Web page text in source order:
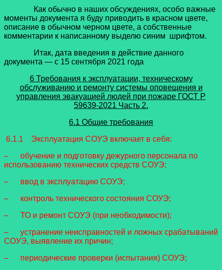
Как обычно в наших обсуждениях, особо важные
моменты документа я буду приводить в красном цвете,
описание в обычном черном цвете, а собственные
комментарии к написанному выделю синим шрифтом.
Итак, дата введения в действие данного
документа — с 15 сентября 2021 года
6 Требования к эксплуатации, техническому
обслуживанию и ремонту системы оповещения и
управления эвакуацией людей при пожаре ГОСТ Р
59639-2021 Часть 2.
6.1 Общие требования
6.1.1 Эксплуатация СОУЭ включает в себя:
– обучение и подготовку дежурного персонала по
использованию технических средств СОУЭ;
– ввод в эксплуатацию СОУЭ;
– контроль технического состояния СОУЭ;
– ТО и ремонт СОУЭ (при необходимости);
– устранение неисправностей и ложных срабатываний
СОУЭ, выявление их причин;
– периодические проверки (испытания) СОУЭ;